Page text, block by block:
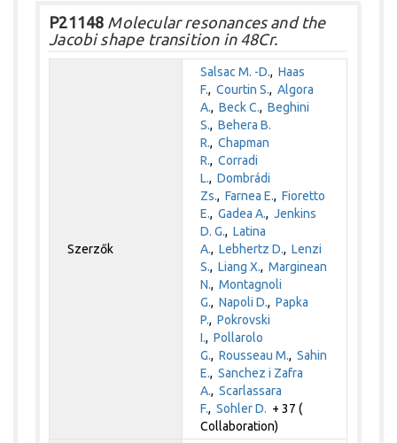
P21148 Molecular resonances and the
Jacobi shape transition in 48Cr.
Szerzők
Salsac M. -D.,Haas
F.,Courtin S.,Algora
A.,Beck C.,Beghini
S.,Behera B.
R.,Chapman
R.,Corradi
L.,Dombrádi
Zs.,Farnea E.,Fioretto
E.,Gadea A.,Jenkins
D. G.,Latina
A.,Lebhertz D.,Lenzi
S.,Liang X.,Marginean
N.,Montagnoli
G.,Napoli D.,Papka
P.,Pokrovski
I.,Pollarolo
G.,Rousseau M.,Sahin
E.,Sanchez i Zafra
A.,Scarlassara
F.,Sohler D. + 37 (
Collaboration)